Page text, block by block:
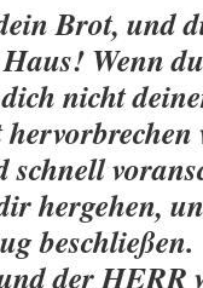
Brot, und
Wenn
nicht
hergehen,
beschließen.
der HERR